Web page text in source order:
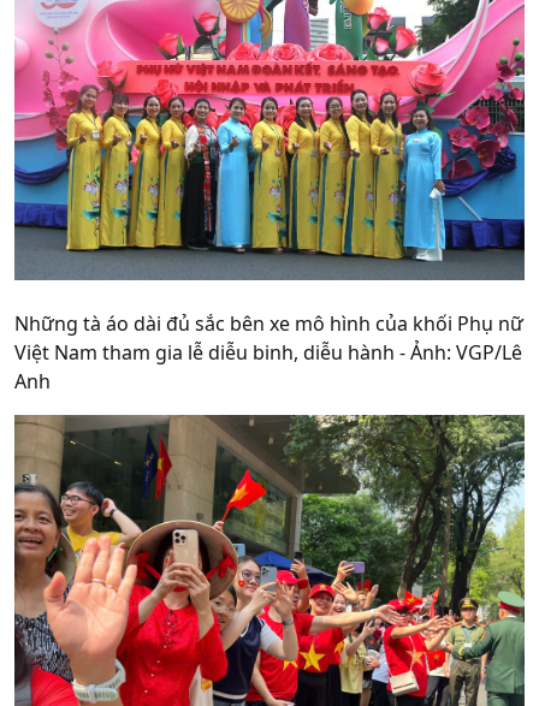
Những tà áo dài đủ sắc bên xe mô hình của khối Phụ nữ
Việt Nam tham gia lễ diễu binh, diễu hành - Ảnh: VGP/Lê
Anh